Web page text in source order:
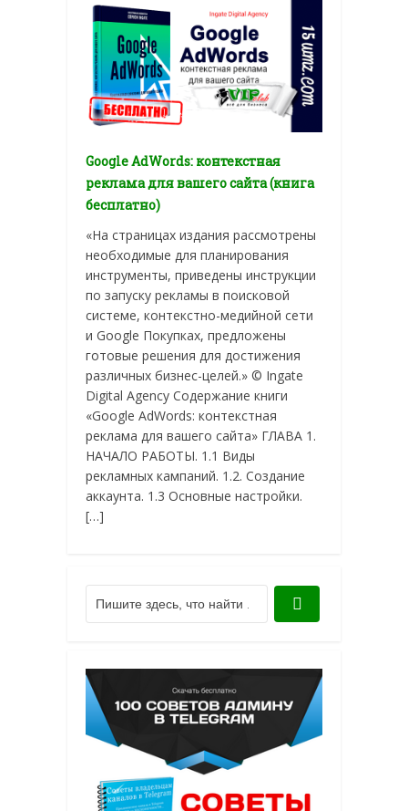
Google AdWords: контекстная
реклама для вашего сайта (книга
бесплатно)
«На страницах издания рассмотрены
необходимые для планирования
инструменты, приведены инструкции
по запуску рекламы в поисковой
системе, контекстно-медийной сети
и Google Покупках, предложены
готовые решения для достижения
различных бизнес-целей.» © Ingate
Digital Agency Содержание книги
«Google AdWords: контекстная
реклама для вашего сайта» ГЛАВА 1.
НАЧАЛО РАБОТЫ. 1.1 Виды
рекламных кампаний. 1.2. Создание
аккаунта. 1.3 Основные настройки.
[…]